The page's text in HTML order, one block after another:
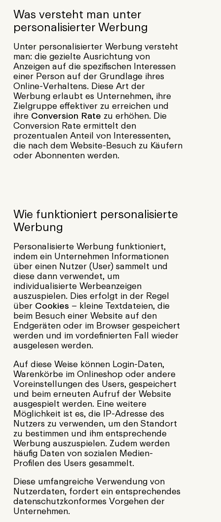
Was versteht man unter
personalisierter Werbung
Unter personalisierter Werbung versteht
man: die gezielte Ausrichtung von
Anzeigen auf die spezifischen Interessen
einer Person auf der Grundlage ihres
Online-Verhaltens. Diese Art der
Werbung erlaubt es Unternehmen, ihre
Zielgruppe effektiver zu erreichen und
ihre Conversion Rate zu erhöhen. Die
Conversion Rate ermittelt den
prozentualen Anteil von Interessenten,
die nach dem Website-Besuch zu Käufern
oder Abonnenten werden.
Wie funktioniert personalisierte
Werbung
Personalisierte Werbung funktioniert,
indem ein Unternehmen Informationen
über einen Nutzer (User) sammelt und
diese dann verwendet, um
individualisierte Werbeanzeigen
auszuspielen. Dies erfolgt in der Regel
über Cookies – kleine Textdateien, die
beim Besuch einer Website auf den
Endgeräten oder im Browser gespeichert
werden und im vordefinierten Fall wieder
ausgelesen werden.
Auf diese Weise können Login-Daten,
Warenkörbe im Onlineshop oder andere
Voreinstellungen des Users, gespeichert
und beim erneuten Aufruf der Website
ausgespielt werden. Eine weitere
Möglichkeit ist es, die IP-Adresse des
Nutzers zu verwenden, um den Standort
zu bestimmen und ihm entsprechende
Werbung auszuspielen. Zudem werden
häufig Daten von sozialen Medien-
Profilen des Users gesammelt.
Diese umfangreiche Verwendung von
Nutzerdaten, fordert ein entsprechendes
datenschutzkonformes Vorgehen der
Unternehmen.